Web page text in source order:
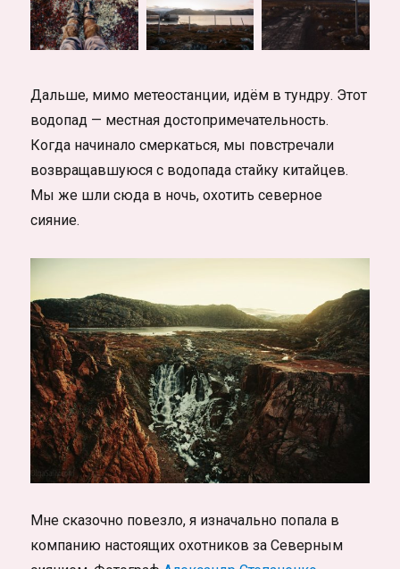
Дальше, мимо метеостанции, идём в тундру. Этот
водопад — местная достопримечательность.
Когда начинало смеркаться, мы повстречали
возвращавшуюся с водопада стайку китайцев.
Мы же шли сюда в ночь, охотить северное
сияние.
Мне сказочно повезло, я изначально попала в
компанию настоящих охотников за Северным